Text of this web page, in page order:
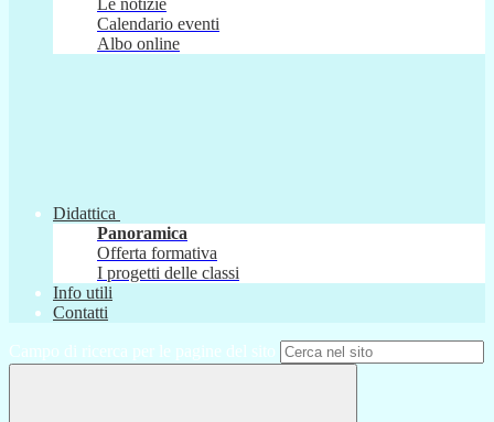
Le notizie
Calendario eventi
Albo online
Didattica
Panoramica
Offerta formativa
I progetti delle classi
Info utili
Contatti
Campo di ricerca per le pagine del sito